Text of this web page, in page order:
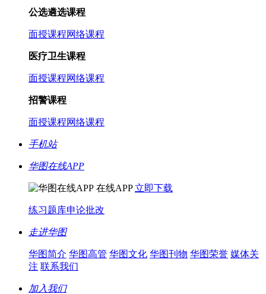
公选遴选课程
面授课程网络课程
医疗卫生课程
面授课程网络课程
招警课程
面授课程网络课程
手机站
华图在线APP
在线APP 立即下载
练习题库申论批改
走进华图
华图简介 华图高管 华图文化 华图刊物 华图荣誉 媒体关
注 联系我们
加入我们